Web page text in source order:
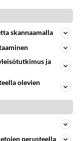
https://us4.fun/
Kommentoi
skannaamalla
ja
olevien
perusteella